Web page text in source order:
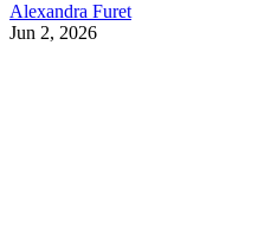
Alexandra Furet
Jun 2, 2026